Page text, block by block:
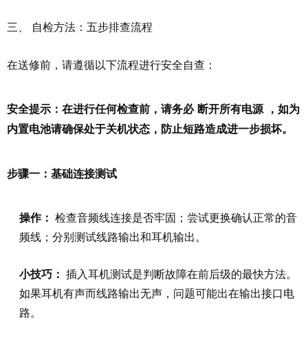
三、 自检方法：五步排查流程
在送修前，请遵循以下流程进行安全自查：
安全提示：在进行任何检查前，请务必 断开所有电源
，如为
内置电池请确保处于关机状态，防止短路造成进一步损坏。
步骤一：基础连接测试
操作： 检查音频线连接是否牢固；尝试更换确认正常的音
频线；分别测试线路输出和耳机输出。
小技巧： 插入耳机测试是判断故障在前后级的最快方法。
如果耳机有声而线路输出无声，问题可能出在输出接口电
路。